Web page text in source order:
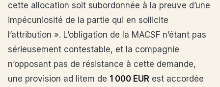
cette allocation soit subordonnée à la preuve d’une
impécuniosité de la partie qui en sollicite
l’attribution ». L’obligation de la MACSF n’étant pas
sérieusement contestable, et la compagnie
n’opposant pas de résistance à cette demande,
une provision ad litem de 1 000 EUR est accordée